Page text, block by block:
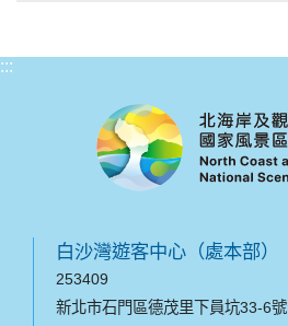
:::
白沙灣遊客中心（處本部）
253409
新北市石門區德茂里下員坑33-6號